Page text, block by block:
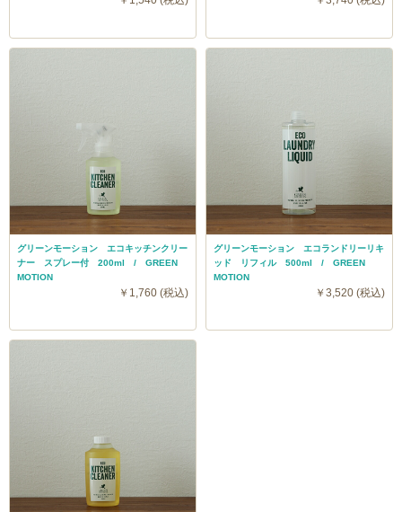
グリーンモーション エコキッチンクリー
ナー スプレー付 200ml / GREEN
MOTION
￥1,760 (税込)
グリーンモーション エコランドリーリキ
ッド リフィル 500ml / GREEN
MOTION
￥3,520 (税込)